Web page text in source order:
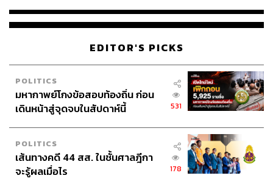
EDITOR'S PICKS
POLITICS
มหากาพย์โกงข้อสอบท้องถิ่น ก่อน
เดินหน้าสู่จุดจบในสัปดาห์นี้
531
POLITICS
เส้นทางคดี 44 สส. ในชั้นศาลฎีกา
จะรู้ผลเมื่อไร
178